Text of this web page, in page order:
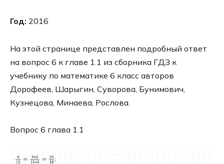
Год: 2016
На этой странице представлен подробный ответ
на вопрос 6 к главе 1.1 из сборника ГДЗ к
учебнику по математике 6 класс авторов
Дорофеев, Шарыгин, Суворова, Бунимович,
Кузнецова, Минаева, Рослова.
Вопрос 6 глава 1.1